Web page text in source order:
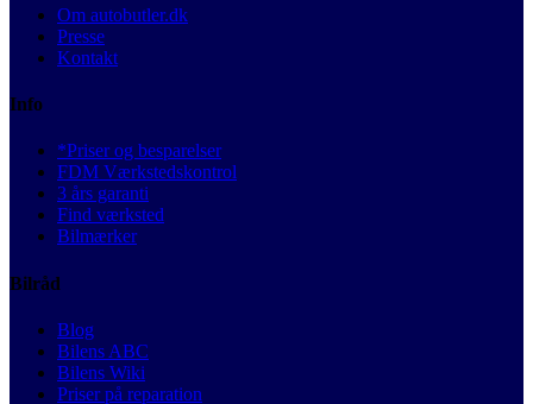
Om autobutler.dk
Presse
Kontakt
Info
*Priser og besparelser
FDM Værkstedskontrol
3 års garanti
Find værksted
Bilmærker
Bilråd
Blog
Bilens ABC
Bilens Wiki
Priser på reparation